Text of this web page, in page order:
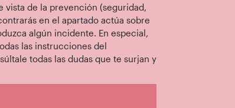
de la prevención (seguridad,
en el apartado actúa sobre
algún incidente. En especial,
las instrucciones del
todas las dudas que te surjan y